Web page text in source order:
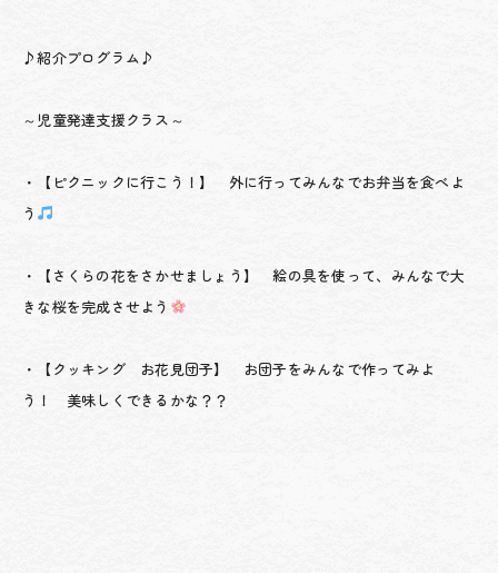
♪紹介プログラム♪
～児童発達支援クラス～
・【ピクニックに行こう！】 外に行ってみんなでお弁当を食べよ
う
・【さくらの花をさかせましょう】 絵の具を使って、みんなで大
きな桜を完成させよう
・【クッキング お花見団子】 お団子をみんなで作ってみよ
う！ 美味しくできるかな？？